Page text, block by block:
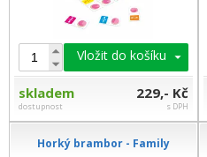
Vložit do košíku
skladem
dostupnost
229,- Kč
s DPH
Horký brambor - Family